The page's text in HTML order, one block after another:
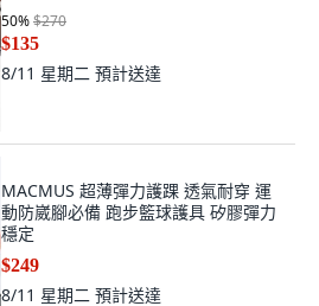
50%$270
$135
8/11 星期二 預計送達
MACMUS 超薄彈力護踝 透氣耐穿 運
動防崴腳必備 跑步籃球護具 矽膠彈力
穩定
$249
8/11 星期二 預計送達